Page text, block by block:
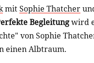
mitSophie Thatcher
Begleitungwird
von Sophie
einen Albtraum.